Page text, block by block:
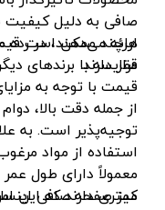
شیشه شوی
دریل‌ها
بتن‌کن و چکش
فرزها
بکس و
دستگاه‌های
سایر ابزار برقی
باس - BOSS
رابین - Rabin
زینسر - Zinser
ای جی پی - EGP
ای جی پی - AGP
سپهر جوش
سیم پود - Simpood
سفید -مشکی
طلایی - نقره‌ای
نقره‌ای - نوک
سرمه‌ای - طوسی
آبی - سفید
الوان
زرد و مشکی
صافی به دلیل کیفیت
ارائه می‌دهند، در
قرار دارند.
مقایسه با برندهای
قیمت با توجه به
از جمله دقت بالا،
استفاده از مواد
معمولاً دارای طول عمر
کمتری دارند که این
میز صفحه صافی